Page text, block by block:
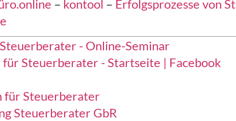
– kontool – Erfolgsprozesse von
- Online-Seminar
Steuerberater - Startseite | Facebook
für Steuerberater
Steuerberater GbR